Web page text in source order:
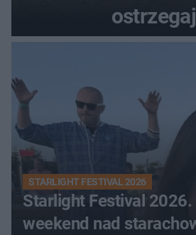
STARLIGHT FESTIVAL 2026
Starlight Festival
weekend nad